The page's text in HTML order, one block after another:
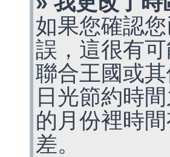
如果您確認
誤，這很有
聯合王國或
日光節約時
的月份裡時
差。